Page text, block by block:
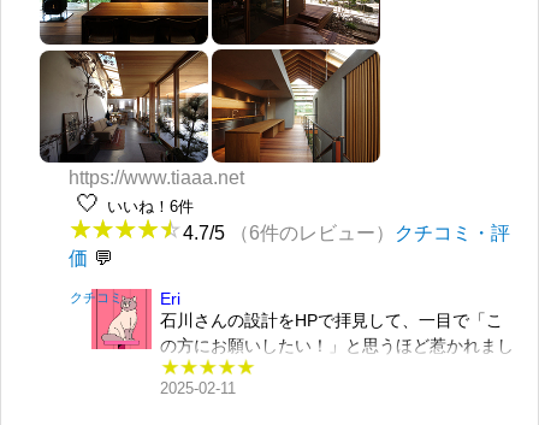
https://www.tiaaa.net
🤍 いいね！6件
4.7/5 （6件のレビュー）
クチコミ・評
価
クチコミ
Eri
石川さんの設計をHPで拝見して、一目で「こ
の方にお願いしたい！」と思うほど惹かれまし
た。いろいろな建築家さんを探しましたが、こ
れほど自分の好みに合う方はいませんでした。
2025-02-11